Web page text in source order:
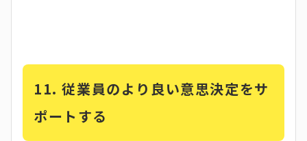
11. 従業員のより良い意思決定をサ
ポートする